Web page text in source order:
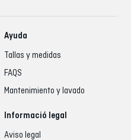
Ayuda
Tallas y medidas
FAQS
Mantenimiento y lavado
Informació legal
Aviso legal